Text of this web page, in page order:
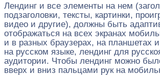
Лендинг и все элементы на нем
подзаголовки, тексты, картинки,
видео и другие), должны быть
отображаться на всех экранах
и в разных браузерах, на планшетах
на русском языке, лендинг для
аудитории. Чтобы лендинг можно
вверх и вниз пальцами рук на